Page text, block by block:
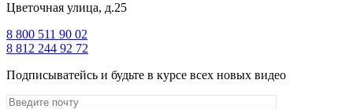
Цветочная улица, д.25
8 800 511 90 02
8 812 244 92 72
Подписыватейсь и будьте в курсе всех новых видео